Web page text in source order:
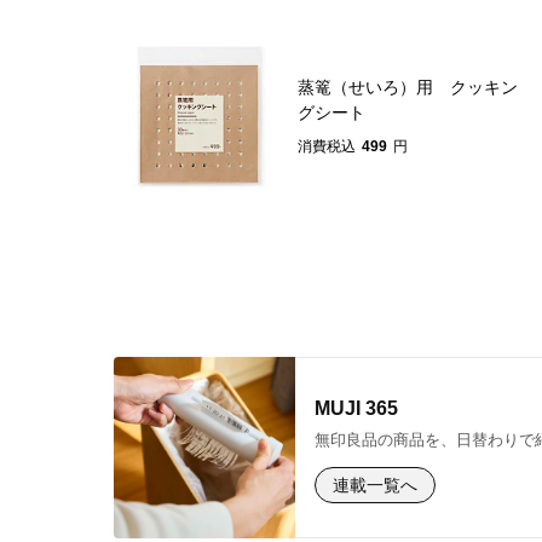
蒸篭（せいろ）用 クッキン
グシート
消費税込 499 円
MUJI 365
無印良品の商品を、日替わりで
連載一覧へ